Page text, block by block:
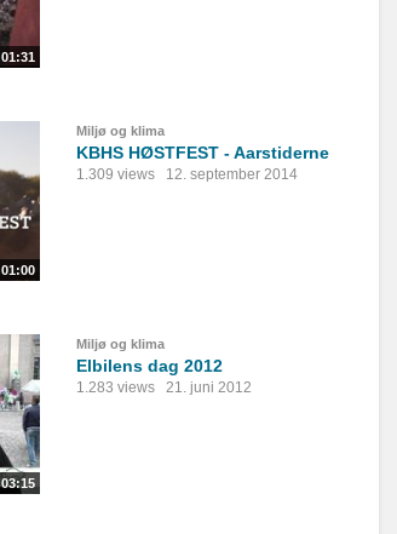
01:31
01:00
Miljø og klima
KBHS HØSTFEST - Aarstiderne
1.309 views 12. september 2014
03:15
Miljø og klima
Elbilens dag 2012
1.283 views 21. juni 2012